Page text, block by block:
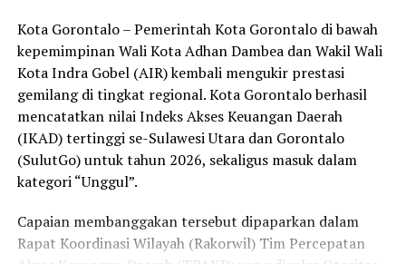
secara menyeluruh, tidak hanya menyasar pengecer
skala kecil tetapi juga distributor dan toko-toko besar
yang melanggar aturan.
Dalam daftar pemeringkatan nasional tersebut, Kota
Denpasar menempati posisi puncak dengan tingkat rasa
aman masyarakat melebihi 81 persen, disusul oleh Kota
Yogyakarta, Surakarta, Semarang, Magelang, dan
Kota Gorontalo yang berada di urutan ketujuh berhasil
Kota Gorontalo – Pemerintah Kota Gorontalo di bawah
kepemimpinan Wali Kota Adhan Dambea dan Wakil Wali
Kota Indra Gobel (AIR) kembali mengukir prestasi
gemilang di tingkat regional. Kota Gorontalo berhasil
mencatatkan nilai Indeks Akses Keuangan Daerah
(IKAD) tertinggi se-Sulawesi Utara dan Gorontalo
(SulutGo) untuk tahun 2026, sekaligus masuk dalam
kategori “Unggul”.
Capaian membanggakan tersebut dipaparkan dalam
Rapat Koordinasi Wilayah (Rakorwil) Tim Percepatan